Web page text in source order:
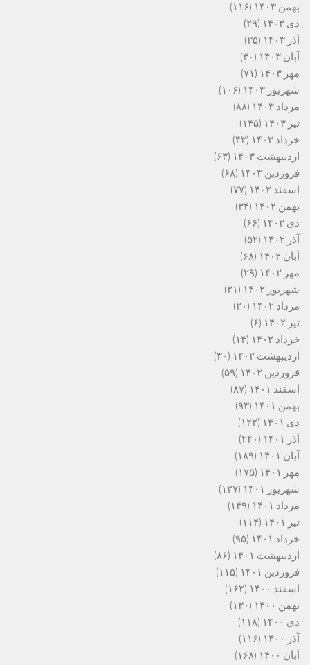
بهمن ۱۴۰۳
(۱۱۶)
دی ۱۴۰۳
(۲۹)
آذر ۱۴۰۳
(۳۵)
آبان ۱۴۰۳
(۴۰)
مهر ۱۴۰۳
(۷۱)
شهریور ۱۴۰۳
(۱۰۶)
مرداد ۱۴۰۳
(۸۸)
تیر ۱۴۰۳
(۱۴۵)
خرداد ۱۴۰۳
(۴۳)
اردیبهشت ۱۴۰۳
(۶۳)
فروردین ۱۴۰۳
(۶۸)
اسفند ۱۴۰۲
(۷۷)
بهمن ۱۴۰۲
(۳۴)
دی ۱۴۰۲
(۶۶)
آذر ۱۴۰۲
(۵۲)
آبان ۱۴۰۲
(۶۸)
مهر ۱۴۰۲
(۲۹)
شهریور ۱۴۰۲
(۲۱)
مرداد ۱۴۰۲
(۲۰)
تیر ۱۴۰۲
(۶)
خرداد ۱۴۰۲
(۱۴)
اردیبهشت ۱۴۰۲
(۳۰)
فروردین ۱۴۰۲
(۵۹)
اسفند ۱۴۰۱
(۸۷)
بهمن ۱۴۰۱
(۹۳)
دی ۱۴۰۱
(۱۲۲)
آذر ۱۴۰۱
(۲۴۰)
آبان ۱۴۰۱
(۱۸۹)
مهر ۱۴۰۱
(۱۷۵)
شهریور ۱۴۰۱
(۱۲۷)
مرداد ۱۴۰۱
(۱۴۹)
تیر ۱۴۰۱
(۱۱۴)
خرداد ۱۴۰۱
(۹۵)
اردیبهشت ۱۴۰۱
(۸۶)
فروردین ۱۴۰۱
(۱۱۵)
اسفند ۱۴۰۰
(۱۶۲)
بهمن ۱۴۰۰
(۱۳۰)
دی ۱۴۰۰
(۱۱۸)
آذر ۱۴۰۰
(۱۱۶)
آبان ۱۴۰۰
(۱۶۸)